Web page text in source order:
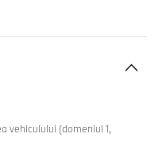
vehiculului (domeniul 1,